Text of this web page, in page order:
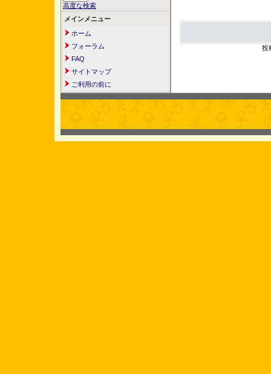
高度な検索
メインメニュー
ホーム
フォーラム
FAQ
サイトマップ
ご利用の前に
投